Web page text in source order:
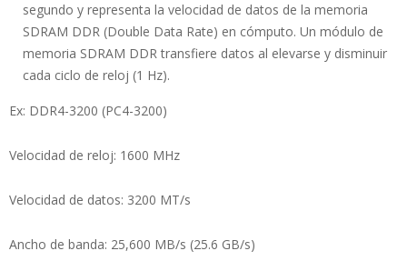
segundo y representa la velocidad de datos de la memoria
SDRAM DDR (Double Data Rate) en cómputo. Un módulo de
memoria SDRAM DDR transfiere datos al elevarse y disminuir
cada ciclo de reloj (1 Hz).
Ex: DDR4-3200 (PC4-3200)
Velocidad de reloj: 1600 MHz
Velocidad de datos: 3200 MT/s
Ancho de banda: 25,600 MB/s (25.6 GB/s)